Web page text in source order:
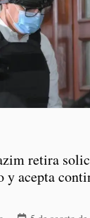
retira
acepta